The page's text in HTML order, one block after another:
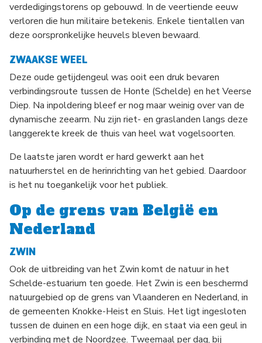
verdedigingstorens op gebouwd. In de veertiende eeuw
verloren die hun militaire betekenis. Enkele tientallen van
deze oorspronkelijke heuvels bleven bewaard.
ZWAAKSE WEEL
Deze oude getijdengeul was ooit een druk bevaren
verbindingsroute tussen de Honte (Schelde) en het Veerse
Diep. Na inpoldering bleef er nog maar weinig over van de
dynamische zeearm. Nu zijn riet- en graslanden langs deze
langgerekte kreek de thuis van heel wat vogelsoorten.
De laatste jaren wordt er hard gewerkt aan het
natuurherstel en de herinrichting van het gebied. Daardoor
is het nu toegankelijk voor het publiek.
Op de grens van België en
Nederland
ZWIN
Ook de uitbreiding van het Zwin komt de natuur in het
Schelde-estuarium ten goede. Het Zwin is een beschermd
natuurgebied op de grens van Vlaanderen en Nederland, in
de gemeenten Knokke-Heist en Sluis. Het ligt ingesloten
tussen de duinen en een hoge dijk, en staat via een geul in
verbinding met de Noordzee. Tweemaal per dag, bij